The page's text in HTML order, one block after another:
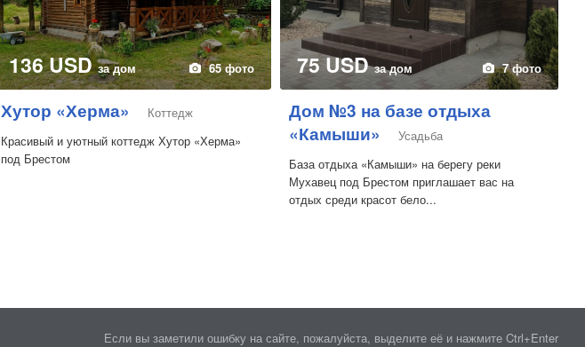
136 USDза дом 65 фото
Хутор «Херма»
Коттедж
Красивый и уютный коттедж Хутор «Херма»
под Брестом
75 USDза дом 7 фото
Дом №3 на базе отдыха
«Камыши»
Усадьба
База отдыха «Камыши» на берегу реки
Мухавец под Брестом приглашает вас на
отдых среди красот бело...
Если вы заметили ошибку на сайте, пожалуйста, выделите её и нажмите Ctrl+Enter